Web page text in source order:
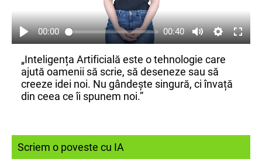
00:00 00:40
„Inteligența Artificială este o tehnologie care
ajută oamenii să scrie, să deseneze sau să
creeze idei noi. Nu gândește singură, ci învață
din ceea ce îi spunem noi.”
Scriem o poveste cu IA